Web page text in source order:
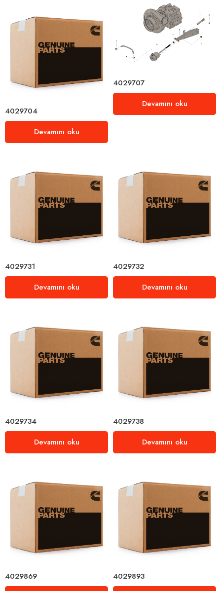
4029704
Devamını oku
4029707
Devamını oku
4029731
Devamını oku
4029732
Devamını oku
4029734
Devamını oku
4029738
Devamını oku
4029869 4029893